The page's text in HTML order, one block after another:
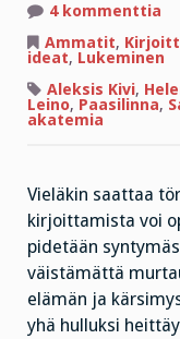
4 kommenttia
ja
Ammatit,
ideat, Lukeminen
Aleksis Kivi,
Leino, Paasilinna,
akatemia
Vieläkin saattaa
kirjoittamista voi
pidetään
väistämättä
elämän ja
yhä hulluksi